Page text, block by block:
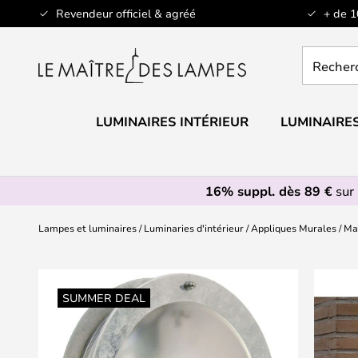
Revendeur officiel & agréé + de
Allez
au
un
LUMINAIRES INTÉRIEUR
16% suppl. dès 89 €sur
Lampes et luminaires Luminaries d'intérieur Appliques Murales
SUMMER DEAL